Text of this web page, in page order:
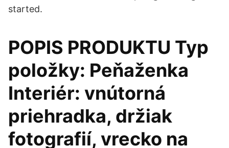
started.
POPIS PRODUKTU Typ
položky: Peňaženka
Interiér: vnútorná
priehradka, držiak
fotografií, vrecko na